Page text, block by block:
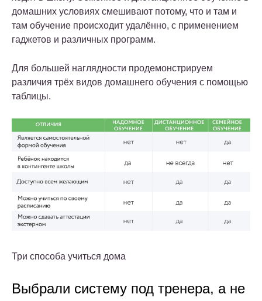
домашних условиях смешивают потому, что и там и
там обучение происходит удалённо, с применением
гаджетов и различных программ.
Для большей наглядности продемонстрируем
различия трёх видов домашнего обучения с помощью
таблицы.
Три способа учиться дома
Выбрали систему под тренера, а не